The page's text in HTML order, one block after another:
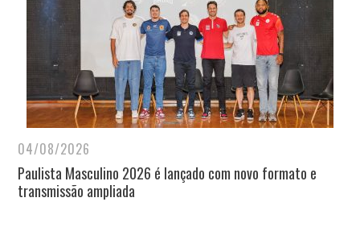
04/08/2026
Paulista Masculino 2026 é lançado com novo formato e
transmissão ampliada